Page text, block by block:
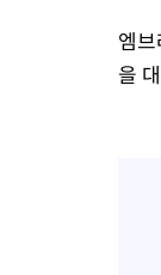
엠
을